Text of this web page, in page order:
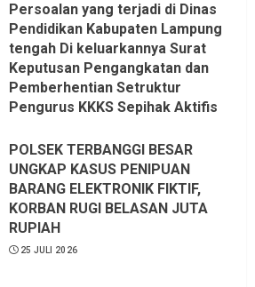
Persoalan yang terjadi di Dinas
Pendidikan Kabupaten Lampung
tengah Di keluarkannya Surat
Keputusan Pengangkatan dan
Pemberhentian Setruktur
Pengurus KKKS Sepihak Aktifis
Sangat menantang Aturan dan
Dapat saya pastikan penuh Unsur
KKN, dan Unsur Politik.
6 AGUSTUS 2026
POLSEK TERBANGGI BESAR
UNGKAP KASUS PENIPUAN
BARANG ELEKTRONIK FIKTIF,
KORBAN RUGI BELASAN JUTA
RUPIAH
25 JULI 2026